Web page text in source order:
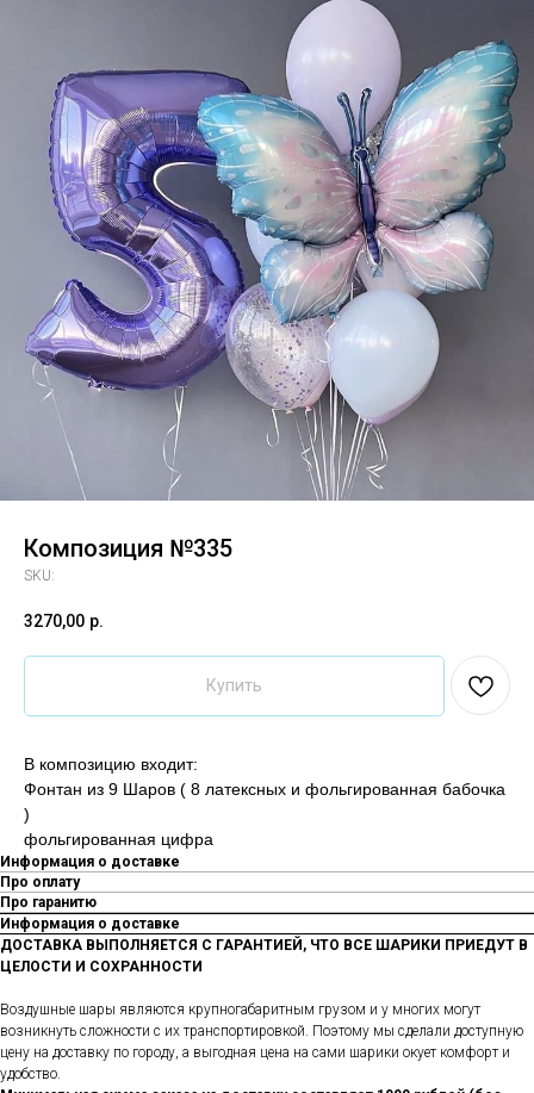
Композиция №335
SKU:
3270,00 р.
Купить
В композицию входит:
Фонтан из 9 Шаров ( 8 латексных и фольгированная бабочка
)
фольгированная цифра
Информация о доставке
Про оплату
Про гаранитю
Информация о доставке
ДОСТАВКА ВЫПОЛНЯЕТСЯ С ГАРАНТИЕЙ, ЧТО ВСЕ ШАРИКИ ПРИЕДУТ В
ЦЕЛОСТИ И СОХРАННОСТИ
Воздушные шары являются крупногабаритным грузом и у многих могут
возникнуть сложности с их транспортировкой. Поэтому мы сделали доступную
цену на доставку по городу, а выгодная цена на сами шарики окует комфорт и
удобство.